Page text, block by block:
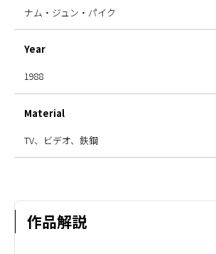
ナム・ジュン・パイク
Year
1988
Material
TV、ビデオ、鉄鋼
作品解説